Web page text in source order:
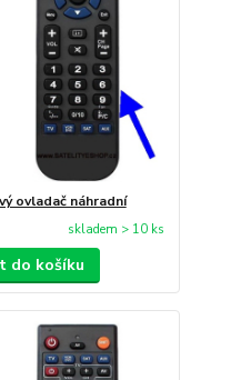
ovladač náhradní
skladem > 10 ks
do košíku